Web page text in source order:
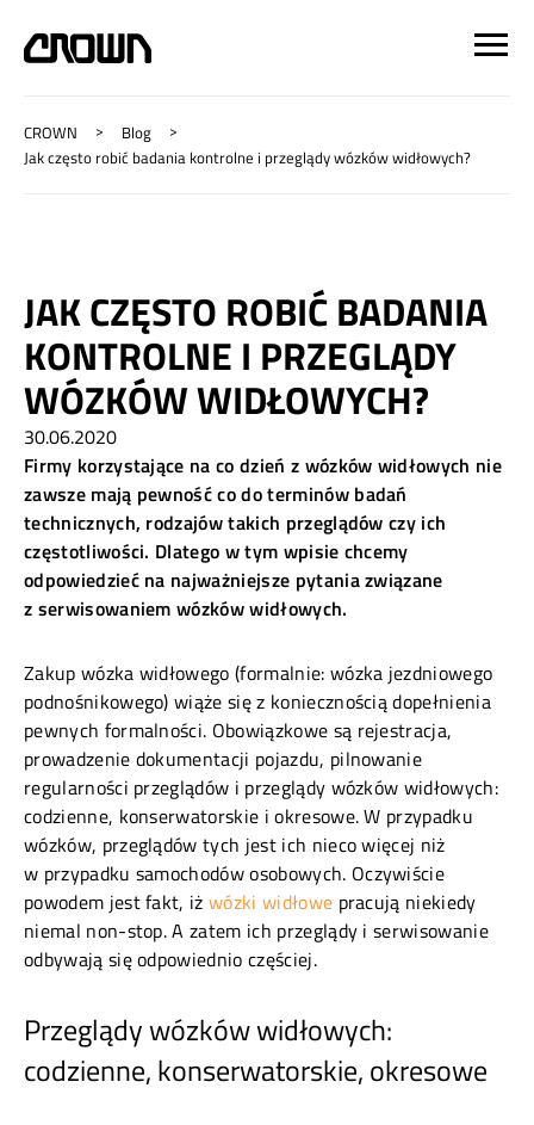
CROWN > Blog >
Jak często robić badania kontrolne i przeglądy wózków widłowych?
JAK CZĘSTO ROBIĆ BADANIA
KONTROLNE I PRZEGLĄDY
WÓZKÓW WIDŁOWYCH?
30.06.2020
Firmy korzystające na co dzień z wózków widłowych nie
zawsze mają pewność co do terminów badań
technicznych, rodzajów takich przeglądów czy ich
częstotliwości. Dlatego w tym wpisie chcemy
odpowiedzieć na najważniejsze pytania związane
z serwisowaniem wózków widłowych.
Zakup wózka widłowego (formalnie: wózka jezdniowego
podnośnikowego) wiąże się z koniecznością dopełnienia
pewnych formalności. Obowiązkowe są rejestracja,
prowadzenie dokumentacji pojazdu, pilnowanie
regularności przeglądów i przeglądy wózków widłowych:
codzienne, konserwatorskie i okresowe. W przypadku
wózków, przeglądów tych jest ich nieco więcej niż
w przypadku samochodów osobowych. Oczywiście
powodem jest fakt, iżwózki widłowe pracują niekiedy
niemal non-stop. A zatem ich przeglądy i serwisowanie
odbywają się odpowiednio częściej.
Przeglądy wózków widłowych:
codzienne, konserwatorskie, okresowe